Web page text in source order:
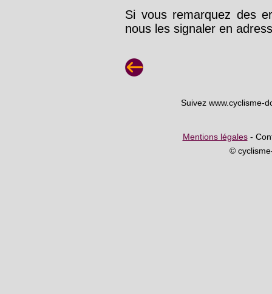
Si vous remarquez des
nous les signaler en
Suivez www.cyclisme-
Mentions légales-
©